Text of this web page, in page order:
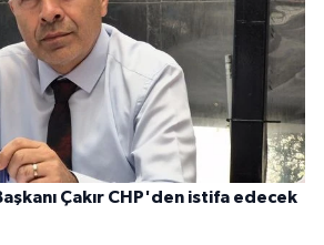
Çakır CHP'den istifa edecek